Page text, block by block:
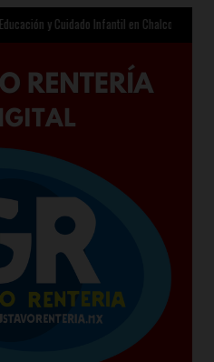
Infantil en Chalco »Sheinbaum